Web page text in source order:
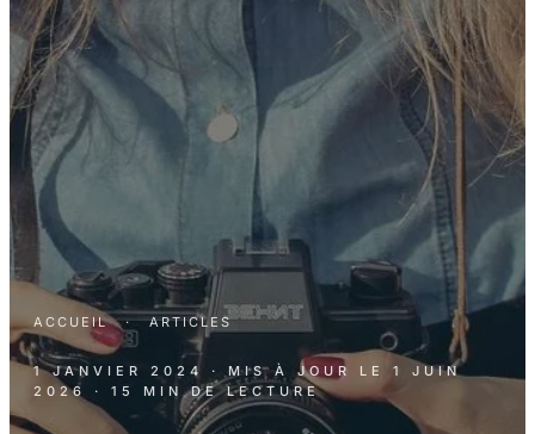
ACCUEIL · ARTICLES
1 JANVIER 2024 · MIS À JOUR LE 1 JUIN
2026
· 15 MIN DE LECTURE